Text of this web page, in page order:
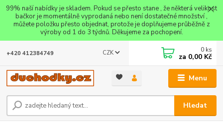
99% naší nabídky je skladem. Pokud se přesto stane , že některá velikost
bačkor je momentálně vyprodaná nebo není dostatečné množství ,
můžete položku přesto objednat, protože je doplňujeme průběžně z
výroby od 1 do 3 týdnů. Děkujeme za pochopení.
Menu
CZK
Hledat
+420 412384749 0 ks
za 0,00 Kč